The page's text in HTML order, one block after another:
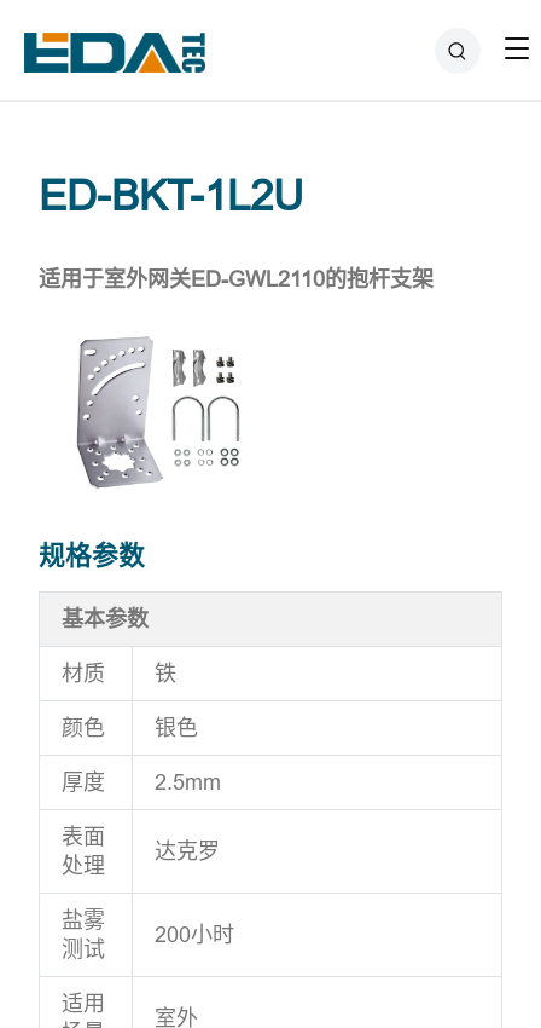
ED-BKT-1L2U
适用于室外网关ED-GWL2110的抱杆支架
规格参数
基本参数
材质 铁
颜色 银色
厚度 2.5mm
表面
处理
达克罗
盐雾
测试
200小时
适用
室外